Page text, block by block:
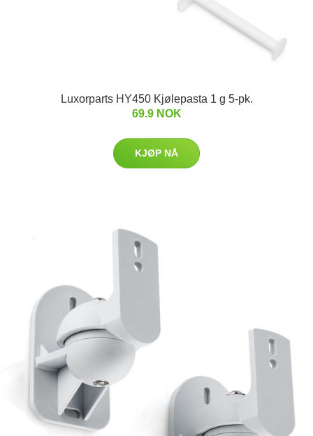
Luxorparts HY450 Kjølepasta 1 g 5-pk.
69.9 NOK
KJØP NÅ